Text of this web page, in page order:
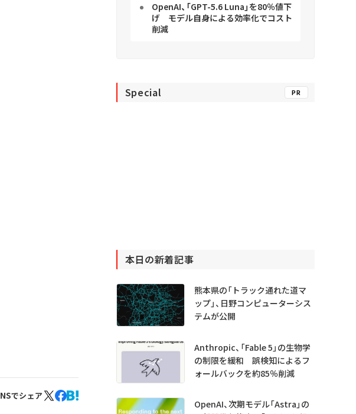
でシェア
OpenAI、「GPT-5.6 Luna」を80％値下
げ モデル自身による効率化でコスト
削減
Special PR
本日の新着記事
熊本県の「トラック通れた道マ
ップ」、日野コンピューターシス
テムが公開
Anthropic、「Fable 5」の生物学
の制限を緩和 誤検知によるフ
ォールバックを約85％削減
OpenAI、次期モデル「Astra」の